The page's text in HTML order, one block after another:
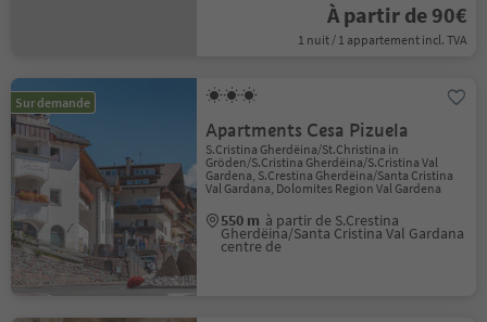
À partir de 90€
1 nuit / 1 appartement incl. TVA
Sur demande
Apartments Cesa Pizuela
S.Cristina Gherdëina/St.Christina in
Gröden/S.Cristina Gherdëina/S.Cristina Val
Gardena, S.Crestina Gherdëina/Santa Cristina
Val Gardana, Dolomites Region Val Gardena
550 m à partir de S.Crestina
Gherdëina/Santa Cristina Val Gardana
centre de